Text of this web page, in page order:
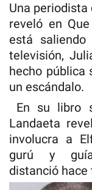
Una periodista
reveló en
está
televisión,
hecho pública
un escándalo.
En su libro
Landaeta
involucra a
gurú y guía
distanció hace